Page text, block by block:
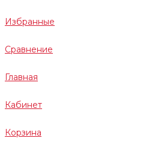
Избранные
Сравнение
Главная
Кабинет
Корзина